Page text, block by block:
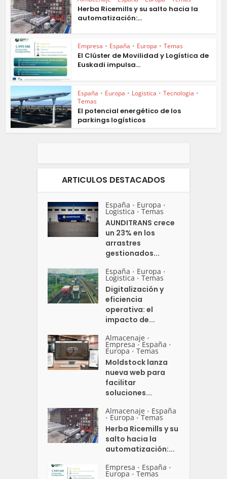
Herba Ricemills y su salto hacia la
automatización:...
Empresa • España • Europa • Temas
El Clúster de Movilidad y Logística de
Euskadi impulsa...
España • Europa • Logistica • Tecnologia •
Temas
El potencial energético de los
parkings logísticos
ARTICULOS DESTACADOS
España • Europa •
Logistica • Temas
AUNDITRANS crece
un 23% en los
arrastres
gestionados...
España • Europa •
Logistica • Temas
Digitalización y
eficiencia
operativa: el
impacto de...
Almacenaje •
Empresa • España •
Europa • Temas
Moldstock lanza
nueva web para
facilitar
soluciones...
Almacenaje • España
• Europa • Temas
Herba Ricemills y su
salto hacia la
automatización:...
Empresa • España •
Europa • Temas